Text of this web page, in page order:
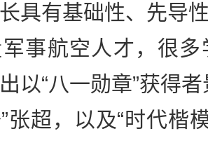
具有基础性、先导
事航空人才，很
以“八一勋章”获得
张超，以及“时代楷